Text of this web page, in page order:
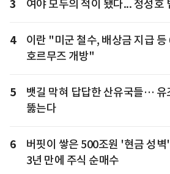
3 여야 모두의 적이 됐다... 정성호
4
이란 "미군 철수, 배상금 지급
호르무즈 개방"
5
뱃길 막혀 답답한 산유국들… 유
뚫는다
6
버핏이 쌓은 500조원 '현금 성
3년 만에 주식 순매수